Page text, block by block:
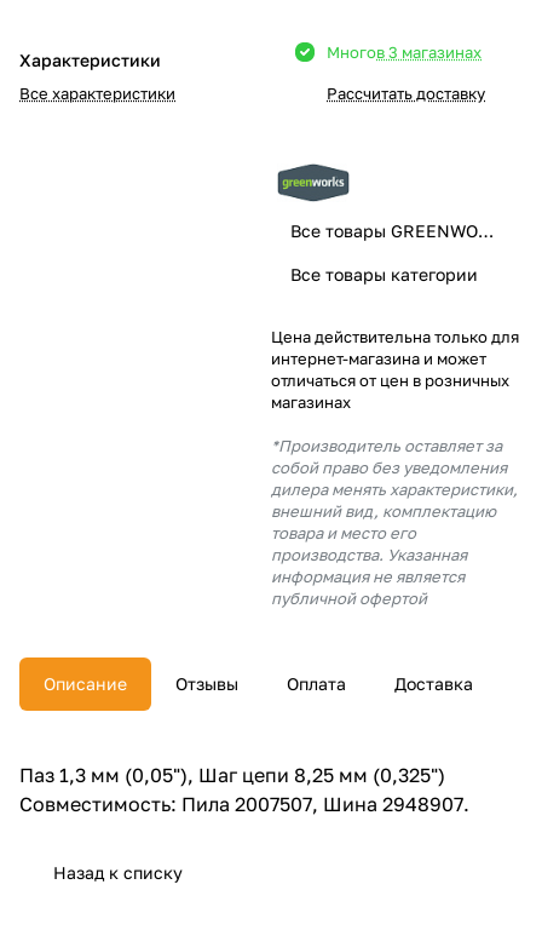
Характеристики
Все характеристики
Многов 3 магазинах
Рассчитать доставку
Все товары GREENWORKS
Все товары категории
Цена действительна только для
интернет-магазина и может
отличаться от цен в розничных
магазинах
*Производитель оставляет за
собой право без уведомления
дилера менять характеристики,
внешний вид, комплектацию
товара и место его
производства. Указанная
информация не является
публичной офертой
Описание Отзывы Оплата Доставка
Паз 1,3 мм (0,05"), Шаг цепи 8,25 мм (0,325")
Cовместимость: Пила 2007507, Шина 2948907.
Назад к списку
в корзину
% картой любого банка
% будут
с вашей карты
раз в 2
недели